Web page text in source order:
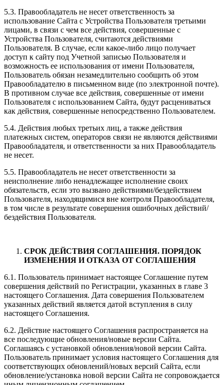
5.3. Правообладатель не несет ответственность за
использование Сайта с Устройства Пользователя третьими
лицами, в связи с чем все действия, совершенные с
Устройства Пользователя, считаются действиями
Пользователя. В случае, если какое-либо лицо получает
доступ к сайту под Учетной записью Пользователя и
возможность ее использования от имени Пользователя,
Пользователь обязан незамедлительно сообщить об этом
Правообладателю в письменном виде (по электронной почте).
В противном случае все действия, совершенные от имени
Пользователя с использованием Сайта, будут расцениваться
как действия, совершенные непосредственно Пользователем.
5.4. Действия любых третьих лиц, а также действия
платежных систем, операторов связи не являются действиями
Правообладателя, и ответственности за них Правообладатель
не несет.
5.5. Правообладатель не несет ответственности за
неисполнение либо ненадлежащее исполнение своих
обязательств, если это вызвано действиями/бездействием
Пользователя, находящимися вне контроля Правообладателя,
в том числе в результате совершения ошибочных действий/
бездействия Пользователя.
СРОК ДЕЙСТВИЯ СОГЛАШЕНИЯ. ПОРЯДОК
ИЗМЕНЕНИЯ И ОТКАЗА ОТ СОГЛАШЕНИЯ
6.1. Пользователь принимает настоящее Соглашение путем
совершения действий по Регистрации, указанных в главе 3
настоящего Соглашения. Дата совершения Пользователем
указанных действий является датой вступления в силу
настоящего Соглашения.
6.2. Действие настоящего Соглашения распространяется на
все последующие обновления/новые версии Сайта.
Соглашаясь с установкой обновления/новой версии Сайта.
Пользователь принимает условия настоящего Соглашения для
соответствующих обновлений/новых версий Сайта, если
обновление/установка новой версии Сайта не сопровождается